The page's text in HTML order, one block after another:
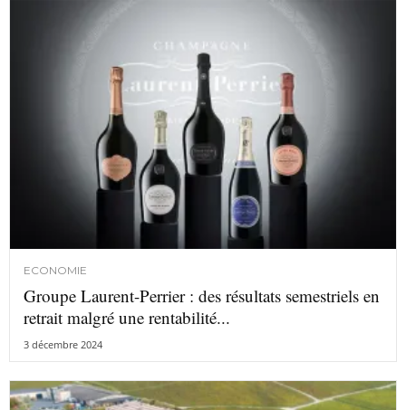
ECONOMIE
Groupe Laurent-Perrier : des résultats semestriels en
retrait malgré une rentabilité...
3 décembre 2024